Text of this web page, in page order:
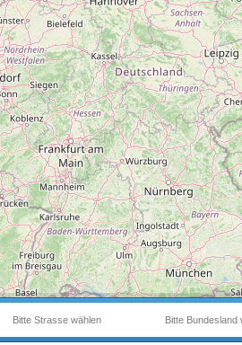
Bitte Bundesland
Bitte Strasse wählen